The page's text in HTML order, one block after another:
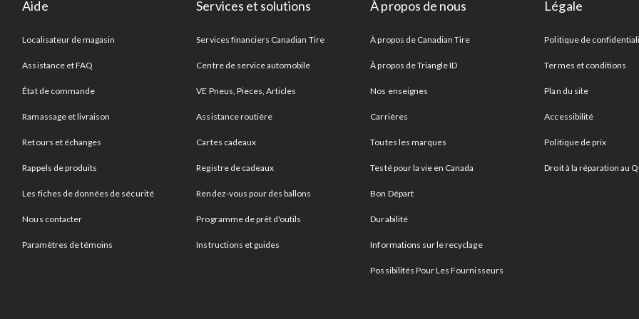
Aide
Localisateur de magasin
Assistance et FAQ
État de commande
Ramassage et livraison
Retours et échanges
Rappels de produits
Les fiches de données de sécurité
Nous contacter
Paramètres de témoins
Services et solutions
Services financiers Canadian Tire
Centre de service automobile
VE Pneus, Pieces, Articles
Assistance routière
Cartes cadeaux
Registre de cadeaux
Rendez-vous pour des ballons
Programme de prêt d'outils
Instructions et guides
À propos de nous
À propos de Canadian Tire
À propos de Triangle ID
Nos enseignes
Carrières
Toutes les marques
Testé pour la vie en Canada
Bon Départ
Durabilité
Informations sur le recyclage
Possibilités Pour Les Fournisseurs
Légale
Politique de
Termes et conditions
Plan du site
Accessibilité
Politique de prix
Droit à la réparation au